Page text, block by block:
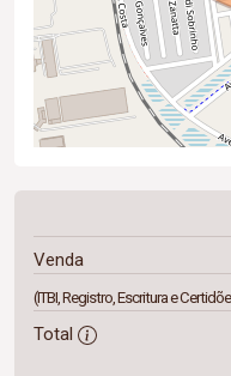
Venda
(ITBI, Registro, Escritura e
Total